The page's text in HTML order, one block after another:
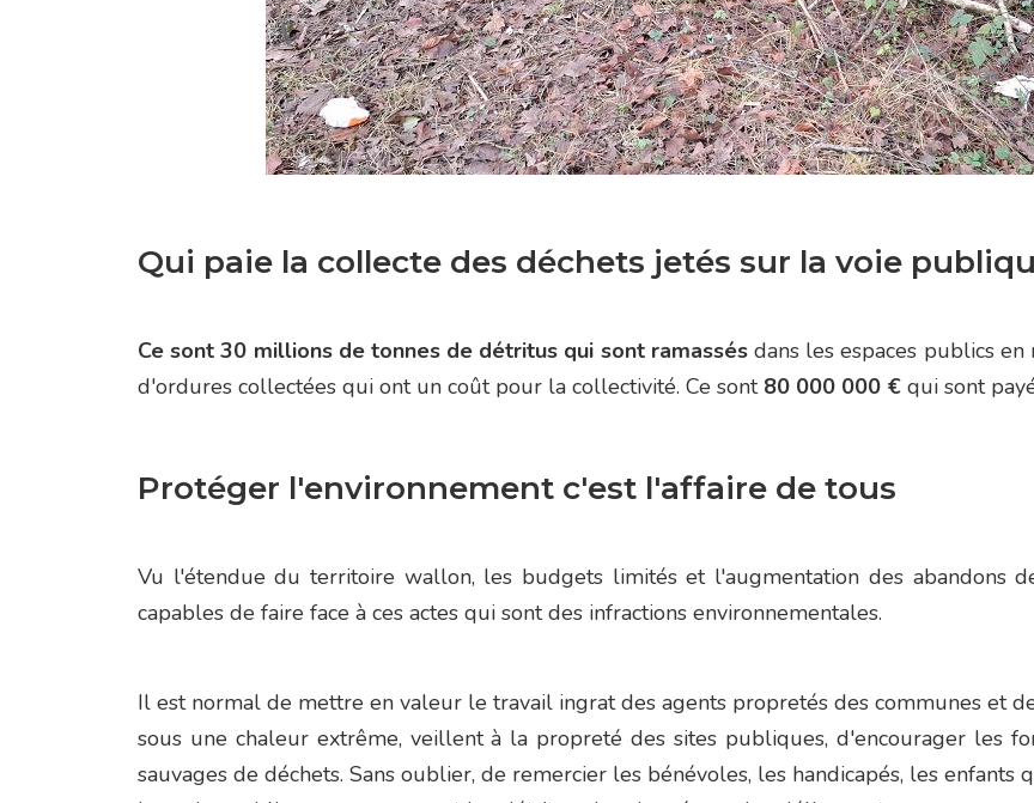
Qui paie la collecte des déchets jetés sur la voie
Ce sont 30 millions de tonnes de détritus qui sont ramassésdans les espaces publics
d'ordures collectées qui ont un coût pour la collectivité. Ce sont 80 000 000 € qui sont
Protéger l'environnement c'est l'affaire de tous
Vu l'étendue du territoire wallon, les budgets limités et l'augmentation des abandons
capables de faire face à ces actes qui sont des infractions environnementales.
Il est normal de mettre en valeur le travail ingrat des agents propretés des communes et
sous une chaleur extrême, veillent à la propreté des sites publiques, d'encourager les
sauvages de déchets. Sans oublier, de remercier les bénévoles, les handicapés, les